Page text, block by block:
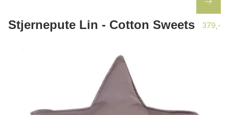
Stjernepute Lin - Cotton Sweets 379,-